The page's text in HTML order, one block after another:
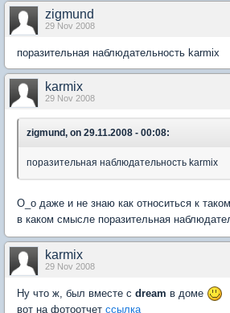
zigmund
29 Nov 2008
поразительная наблюдательность karmix
karmix
29 Nov 2008
zigmund, on 29.11.2008 - 00:08:
поразительная наблюдательность karmix
О_о даже и не знаю как относиться к
в каком смысле поразительная
karmix
29 Nov 2008
Ну что ж, был вместе с dream в доме
вот на фотоотчет ссылка